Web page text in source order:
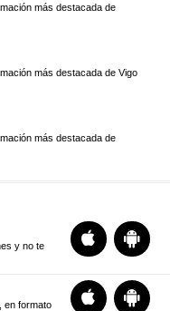
más destacada de
más destacada de Vigo
más destacada de
y no te
en formato